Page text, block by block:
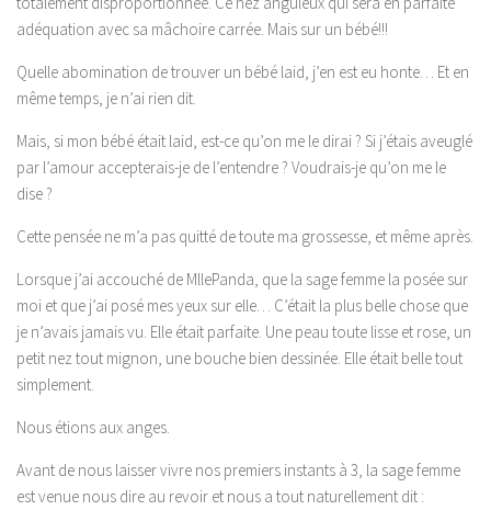
adéquation avec sa mâchoire carrée. Mais sur un bébé!!!
Quelle abomination de trouver un bébé laid, j’en est eu honte… Et en
même temps, je n’ai rien dit.
Mais, si mon bébé était laid, est-ce qu’on me le dirai ? Si j’étais aveuglé
par l’amour accepterais-je de l’entendre ? Voudrais-je qu’on me le
dise ?
Cette pensée ne m’a pas quitté de toute ma grossesse, et même après.
Lorsque j’ai accouché de MllePanda, que la sage femme la posée sur
moi et que j’ai posé mes yeux sur elle… C’était la plus belle chose que
je n’avais jamais vu. Elle était parfaite. Une peau toute lisse et rose, un
petit nez tout mignon, une bouche bien dessinée. Elle était belle tout
simplement.
Nous étions aux anges.
Avant de nous laisser vivre nos premiers instants à 3, la sage femme
est venue nous dire au revoir et nous a tout naturellement dit :